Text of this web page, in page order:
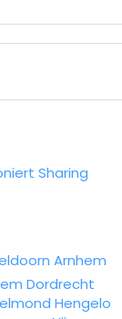
Sharing
Arnhem
Dordrecht
Hengelo